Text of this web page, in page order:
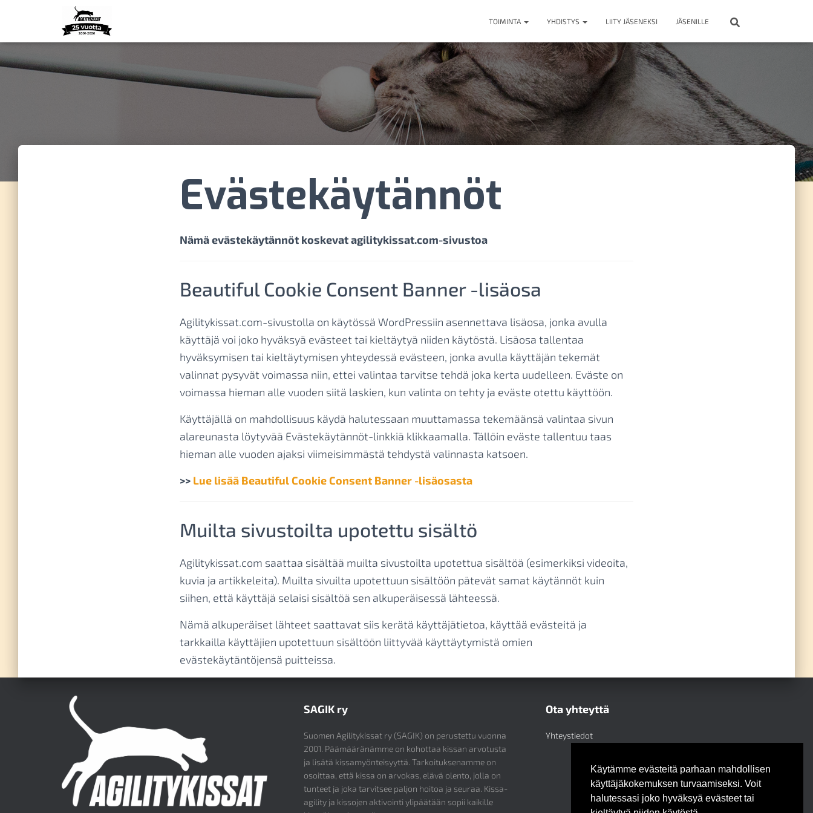
TOIMINTA YHDISTYS LIITY JÄSENEKSI JÄSENILLE
Evästekäytännöt
Nämä evästekäytännöt koskevat agilitykissat.com-sivustoa
Beautiful Cookie Consent Banner -lisäosa
Agilitykissat.com-sivustolla on käytössä WordPressiin asennettava lisäosa, jonka avulla
käyttäjä voi joko hyväksyä evästeet tai kieltäytyä niiden käytöstä. Lisäosa tallentaa
hyväksymisen tai kieltäytymisen yhteydessä evästeen, jonka avulla käyttäjän tekemät
valinnat pysyvät voimassa niin, ettei valintaa tarvitse tehdä joka kerta uudelleen. Eväste on
voimassa hieman alle vuoden siitä laskien, kun valinta on tehty ja eväste otettu käyttöön.
Käyttäjällä on mahdollisuus käydä halutessaan muuttamassa tekemäänsä valintaa sivun
alareunasta löytyvää Evästekäytännöt-linkkiä klikkaamalla. Tällöin eväste tallentuu taas
hieman alle vuoden ajaksi viimeisimmästä tehdystä valinnasta katsoen.
>> Lue lisää Beautiful Cookie Consent Banner -lisäosasta
Muilta sivustoilta upotettu sisältö
Agilitykissat.com saattaa sisältää muilta sivustoilta upotettua sisältöä (esimerkiksi videoita,
kuvia ja artikkeleita). Muilta sivuilta upotettuun sisältöön pätevät samat käytännöt kuin
siihen, että käyttäjä selaisi sisältöä sen alkuperäisessä lähteessä.
Nämä alkuperäiset lähteet saattavat siis kerätä käyttäjätietoa, käyttää evästeitä ja
tarkkailla käyttäjien upotettuun sisältöön liittyvää käyttäytymistä omien
evästekäytäntöjensä puitteissa.
SAGIK ry
Suomen Agilitykissat ry (SAGIK) on perustettu vuonna
2001. Päämääränämme on kohottaa kissan arvotusta
ja lisätä kissamyönteisyyttä. Tarkoituksenamme on
osoittaa, että kissa on arvokas, elävä olento, jolla on
tunteet ja joka tarvitsee paljon hoitoa ja seuraa. Kissa-
agility ja kissojen aktivointi ylipäätään sopii kaikille
Ota yhteyttä
Yhteystiedot
Käytämme evästeitä parhaan mahdollisen
käyttäjäkokemuksen turvaamiseksi. Voit
halutessasi joko hyväksyä evästeet tai